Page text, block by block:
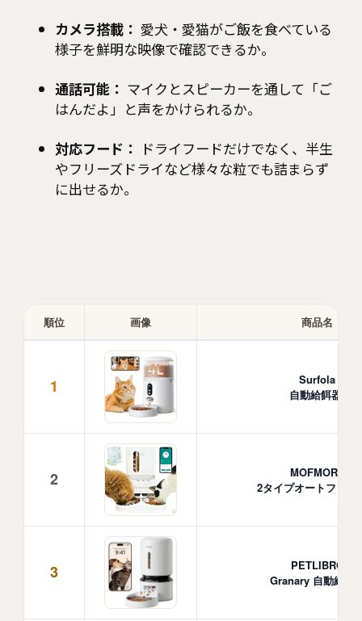
カメラ搭載： 愛犬・愛猫がご飯を食べている
様子を鮮明な映像で確認できるか。
通話可能： マイクとスピーカーを通して「ご
はんだよ」と声をかけられるか。
対応フード： ドライフードだけでなく、半生
やフリーズドライなど様々な粒でも詰まらず
に出せるか。
順位 画像 商品名
1
Surfola
自動給餌器
2
MOFMORE
2タイプオートフィー
3
PETLIBRO
Granary 自動給餌